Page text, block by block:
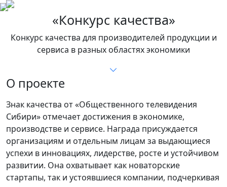
«Конкурс качества»
Конкурс качества для производителей продукции и
сервиса в разных областях экономики
О проекте
Знак качества от «Общественного телевидения
Сибири» отмечает достижения в экономике,
производстве и сервисе. Награда присуждается
организациям и отдельным лицам за выдающиеся
успехи в инновациях, лидерстве, росте и устойчивом
развитии. Она охватывает как новаторские
стартапы, так и устоявшиеся компании, подчеркивая